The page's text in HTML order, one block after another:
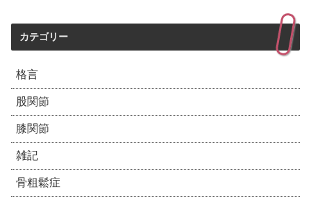
カテゴリー
格言
股関節
膝関節
雑記
骨粗鬆症